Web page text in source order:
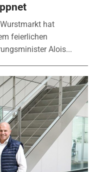
hat
feierlichen
Alois...